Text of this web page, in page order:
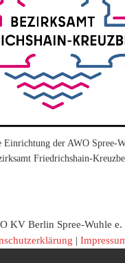
Einrichtung der AWO Spree-
Friedrichshain-
|